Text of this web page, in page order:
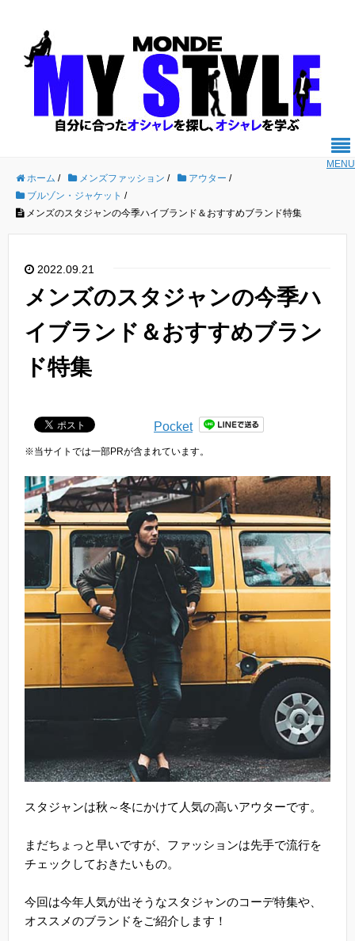
MENU
ホーム / メンズファッション / アウター /
ブルゾン・ジャケット /
メンズのスタジャンの今季ハイブランド＆おすすめブランド特集
2022.09.21
メンズのスタジャンの今季ハ
イブランド＆おすすめブラン
ド特集
Pocket
※当サイトでは一部PRが含まれています。
スタジャンは秋～冬にかけて人気の高いアウターです。
まだちょっと早いですが、ファッションは先手で流行を
チェックしておきたいもの。
今回は今年人気が出そうなスタジャンのコーデ特集や、
オススメのブランドをご紹介します！